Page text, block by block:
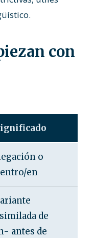
con
o
en
de
antes de